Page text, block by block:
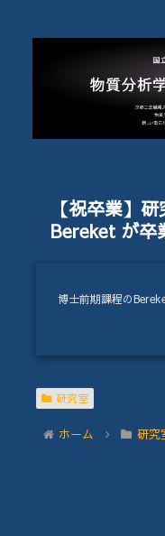
【祝卒業】
Bereket が卒
博士前期課程の
研究室
ホーム 研究